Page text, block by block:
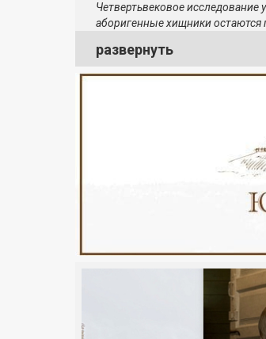
Четвертьвековое
аборигенные хищники остаются
развернуть